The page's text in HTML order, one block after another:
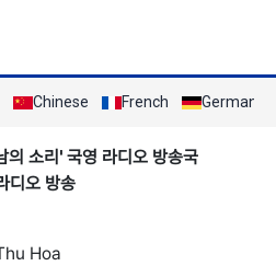
Chinese French German
의 소리' 국영 라디오 방송국
디오 방송
Hoa